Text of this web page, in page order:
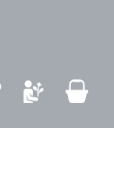
Du har 0